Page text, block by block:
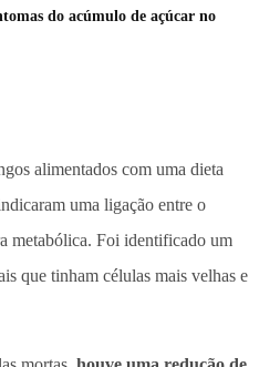
do acúmulo de açúcar no
alimentados com uma dieta
uma ligação entre o
metabólica. Foi identificado um
que tinham células mais velhas e